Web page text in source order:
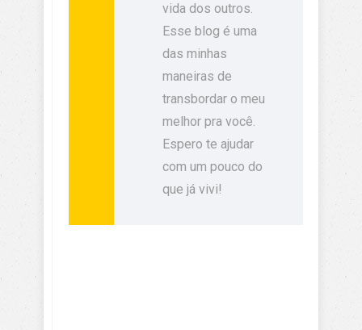
vida dos outros.
Esse blog é uma
das minhas
maneiras de
transbordar o meu
melhor pra você.
Espero te ajudar
com um pouco do
que já vivi!